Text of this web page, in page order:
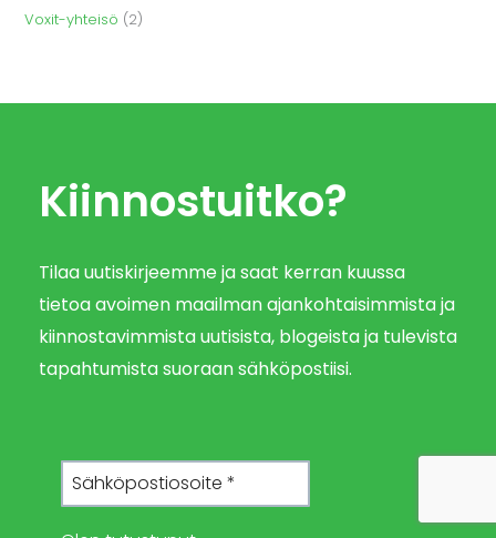
Voxit-yhteisö (2)
Kiinnostuitko?
Tilaa uutiskirjeemme ja saat kerran kuussa
tietoa avoimen maailman ajankohtaisimmista ja
kiinnostavimmista uutisista, blogeista ja tulevista
tapahtumista suoraan sähköpostiisi.